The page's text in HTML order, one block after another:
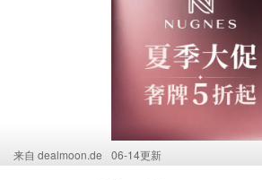
来自 dealmoon.de 06-14更新